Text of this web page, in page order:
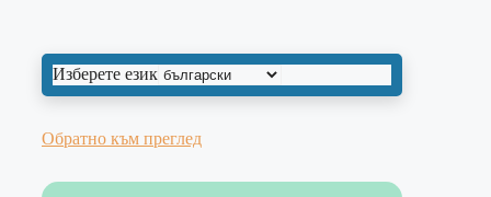
Изберете език
Обратно към преглед